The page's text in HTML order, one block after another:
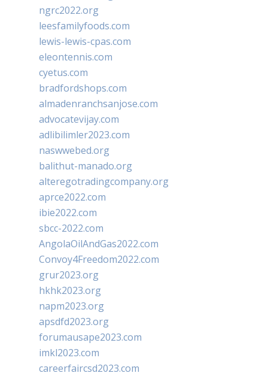
ngrc2022.org
leesfamilyfoods.com
lewis-lewis-cpas.com
eleontennis.com
cyetus.com
bradfordshops.com
almadenranchsanjose.com
advocatevijay.com
adlibilimler2023.com
naswwebed.org
balithut-manado.org
alteregotradingcompany.org
aprce2022.com
ibie2022.com
sbcc-2022.com
AngolaOilAndGas2022.com
Convoy4Freedom2022.com
grur2023.org
hkhk2023.org
napm2023.org
apsdfd2023.org
forumausape2023.com
imkl2023.com
careerfaircsd2023.com